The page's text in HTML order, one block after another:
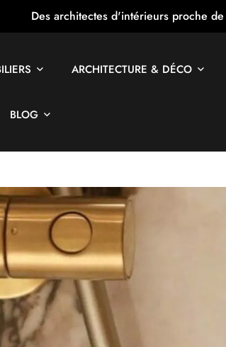
Des architectes d'intérieurs proche
ARCHITECTURE & DÉCO
BLOG